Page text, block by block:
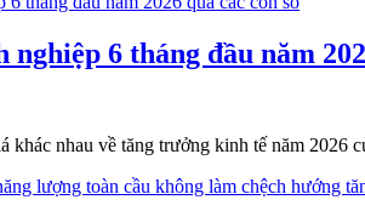
6 tháng đầu năm
khác nhau về tăng trưởng kinh tế năm